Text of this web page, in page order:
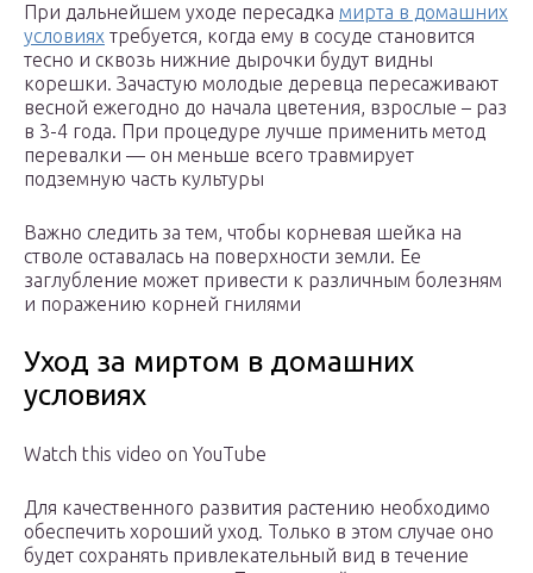
При дальнейшем уходе пересадка мирта в домашних
условиях требуется, когда ему в сосуде становится
тесно и сквозь нижние дырочки будут видны
корешки. Зачастую молодые деревца пересаживают
весной ежегодно до начала цветения, взрослые – раз
в 3-4 года. При процедуре лучше применить метод
перевалки — он меньше всего травмирует
подземную часть культуры
Важно следить за тем, чтобы корневая шейка на
стволе оставалась на поверхности земли. Ее
заглубление может привести к различным болезням
и поражению корней гнилями
Уход за миртом в домашних
условиях
Watch this video on YouTube
Для качественного развития растению необходимо
обеспечить хороший уход. Только в этом случае оно
будет сохранять привлекательный вид в течение